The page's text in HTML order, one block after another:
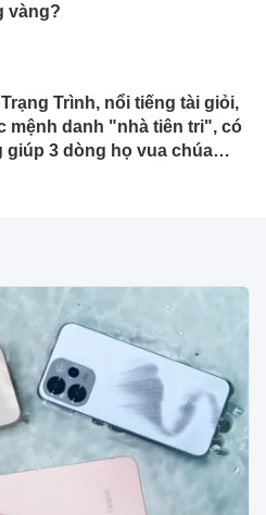
vàng?
Trình, nổi tiếng tài giỏi,
mệnh danh "nhà tiên tri", có
giúp 3 dòng họ vua chúa